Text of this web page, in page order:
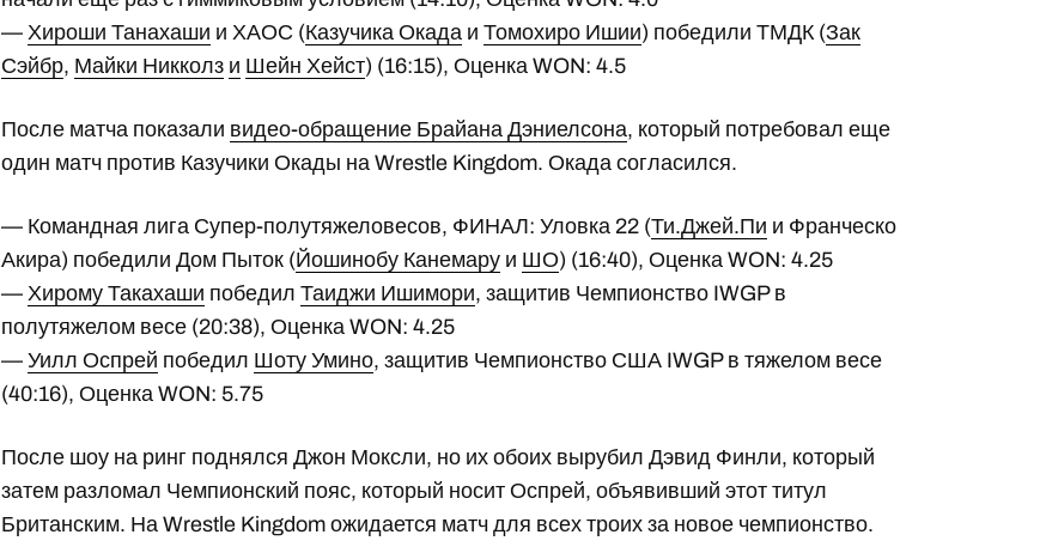
—Хироши Танахаши и ХАОС (Казучика Окада иТомохиро Ишии) победили ТМДК (Зак
Сэйбр, Майки Никколз и Шейн Хейст) (16:15), Оценка WON: 4.5
После матча показали видео-обращение Брайана Дэниелсона, который потребовал еще
один матч против Казучики Окады на Wrestle Kingdom. Окада согласился.
— Командная лига Супер-полутяжеловесов, ФИНАЛ: Уловка 22 (Ти.Джей.Пи и Франческо
Акира) победили Дом Пыток (Йошинобу Канемару и ШО) (16:40), Оценка WON: 4.25
—Хирому Такахаши победилТаиджи Ишимори, защитив Чемпионство IWGP в
полутяжелом весе (20:38), Оценка WON: 4.25
—Уилл Оспрей победил Шоту Умино, защитив Чемпионство США IWGP в тяжелом весе
(40:16), Оценка WON: 5.75
После шоу на ринг поднялся Джон Моксли, но их обоих вырубил Дэвид Финли, который
затем разломал Чемпионский пояс, который носит Оспрей, объявивший этот титул
Британским. На Wrestle Kingdom ожидается матч для всех троих за новое чемпионство.